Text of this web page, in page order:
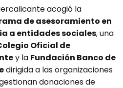
acogió la
de asesoramiento en
a entidades sociales, una
Oficial de
y la Fundación Banco de
dirigida a las organizaciones
donaciones de